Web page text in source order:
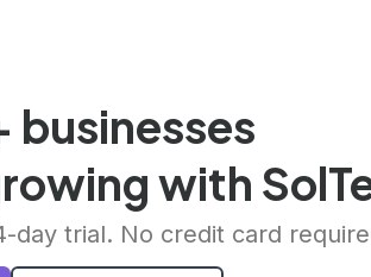
businesses
with
day trial. No credit card